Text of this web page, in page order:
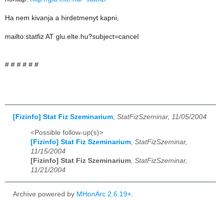
Ha nem kivanja a hirdetmenyt kapni,
mailto:statfiz AT glu.elte.hu?subject=cancel
# # # # # #
[Fizinfo] Stat Fiz Szeminarium StatFizSzeminar, 11/05/2004
<Possible follow-up(s)>
[Fizinfo] Stat Fiz Szeminarium, StatFizSzeminar,
11/15/2004
[Fizinfo] Stat Fiz Szeminarium, StatFizSzeminar,
11/21/2004
Archive powered by MHonArc 2.6.19+.